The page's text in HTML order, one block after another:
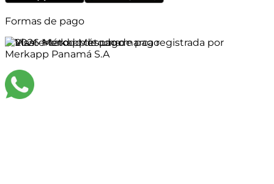
Formas de pago
©2026Merkapp es una marca registrada por
Merkapp Panamá S.A